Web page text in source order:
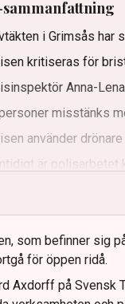
i Grimsås har
kritiseras för
Anna-
misstänks
använder
är polisarbetet
som befinner sig
för öppen ridå.
Axdorff på Svensk